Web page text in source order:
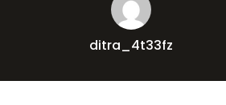
ditra_4t33fz